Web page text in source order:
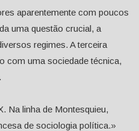
aparentemente com poucos
uma questão crucial, a
regimes. A terceira
com uma sociedade técnica,
Na linha de Montesquieu,
de sociologia política.»